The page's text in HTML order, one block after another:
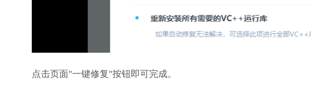
点击页面"一键修复"按钮即可完成。